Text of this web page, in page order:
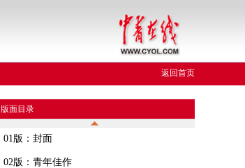
返回首页
版面目录
01版：封面
02版：青年佳作